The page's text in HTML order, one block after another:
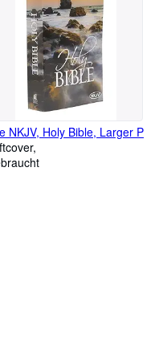
NKJV, Holy Bible, Larger P